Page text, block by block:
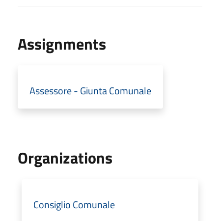
Assignments
Assessore - Giunta Comunale
Organizations
Consiglio Comunale